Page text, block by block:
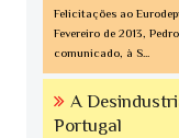
Felicitações ao
Fevereiro de 2013,
comunicado, à S...
A
Portugal